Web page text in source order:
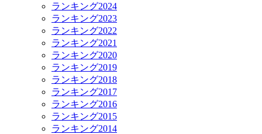
ランキング2024
ランキング2023
ランキング2022
ランキング2021
ランキング2020
ランキング2019
ランキング2018
ランキング2017
ランキング2016
ランキング2015
ランキング2014